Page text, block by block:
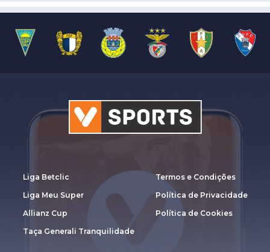
Liga Betclic
Liga Meu Super
Allianz Cup
Taça Generali Tranquilidade
Termos e Condições
Política de Privacidade
Política de Cookies